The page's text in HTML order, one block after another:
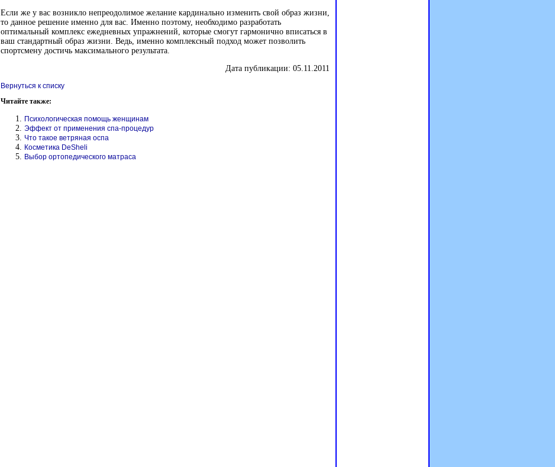
Если же у вас возникло непреодолимое желание кардинально изменить свой образ жизни,
то данное решение именно для вас. Именно поэтому, необходимо разработать
оптимальный комплекс ежедневных упражнений, которые смогут гармонично вписаться в
ваш стандартный образ жизни. Ведь, именно комплексный подход может позволить
спортсмену достичь максимального результата.
Дата публикации: 05.11.2011
Вернуться к списку
Читайте также:
Психологическая помощь женщинам
Эффект от применения спа-процедур
Что такое ветряная оспа
Косметика DeSheli
Выбор ортопедического матраса